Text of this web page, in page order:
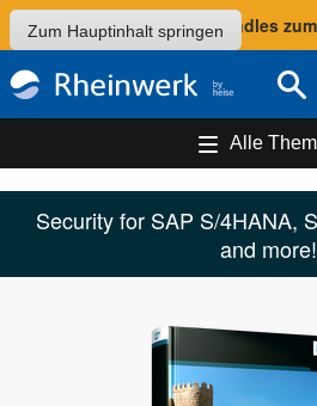
Zum Hauptinhalt springen
Sommer-Aktion: Bundles
Alle
Security for SAP S/4HANA,
and more!